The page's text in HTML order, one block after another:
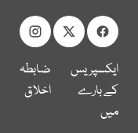
ایکسپریس
کے بارے
میں
ضابطہ
اخلاق